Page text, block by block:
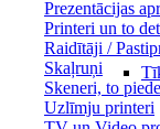
Prezentācijas
Printeri un to
Raidītāji /
Skaļruņi
Skeneri, to
Uzlīmju printeri